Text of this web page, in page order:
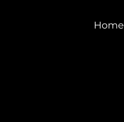
Home